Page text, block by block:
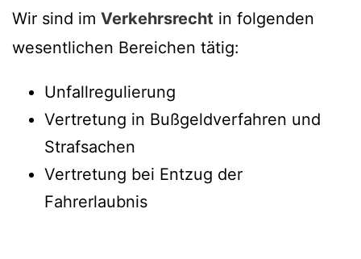
Wir sind im Verkehrsrecht in folgenden
wesentlichen Bereichen tätig:
Unfallregulierung
Vertretung in Bußgeldverfahren und
Strafsachen
Vertretung bei Entzug der
Fahrerlaubnis